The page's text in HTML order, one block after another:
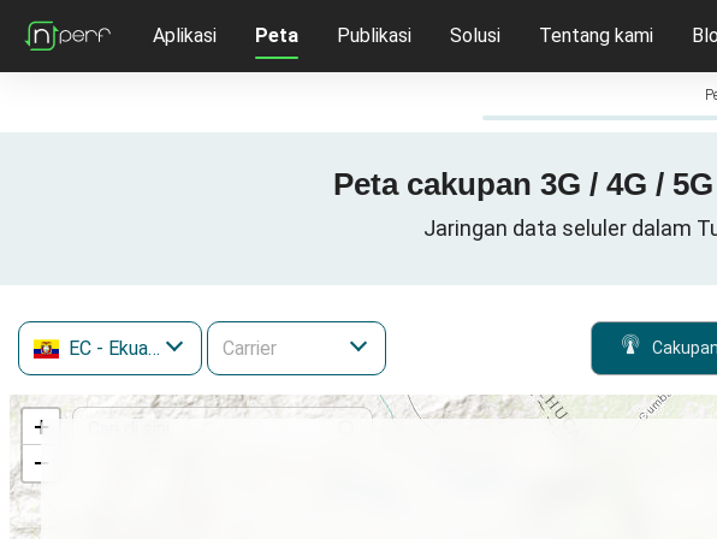
Aplikasi Peta Publikasi Solusi Tentang kami
Peta cakupan 3G / 4G /
Jaringan data seluler dalam
EC - Ekuador
+
−